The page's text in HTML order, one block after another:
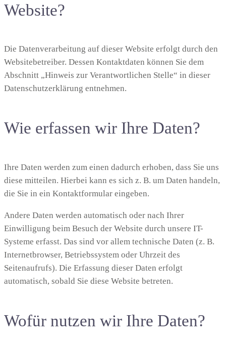
Website?
Die Datenverarbeitung auf dieser Website erfolgt durch den
Websitebetreiber. Dessen Kontaktdaten können Sie dem
Abschnitt „Hinweis zur Verantwortlichen Stelle“ in dieser
Datenschutzerklärung entnehmen.
Wie erfassen wir Ihre Daten?
Ihre Daten werden zum einen dadurch erhoben, dass Sie uns
diese mitteilen. Hierbei kann es sich z. B. um Daten handeln,
die Sie in ein Kontaktformular eingeben.
Andere Daten werden automatisch oder nach Ihrer
Einwilligung beim Besuch der Website durch unsere IT-
Systeme erfasst. Das sind vor allem technische Daten (z. B.
Internetbrowser, Betriebssystem oder Uhrzeit des
Seitenaufrufs). Die Erfassung dieser Daten erfolgt
automatisch, sobald Sie diese Website betreten.
Wofür nutzen wir Ihre Daten?